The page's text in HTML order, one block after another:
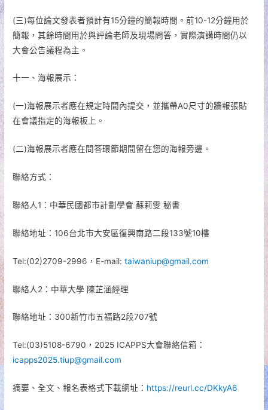
(三)每位論文發表者預計有15分鐘的簡報時間。前10-12分鐘用於
簡報，其餘時間用於與評論老師及現場問答，實際演講時間仍以
大會公告議程為主。
十一、海報展示：
(一)海報展示者應在規定時間內提交，並攜帶A0尺寸的牆報張貼
在會議指定的海報板上。
(二)海報展示者應在問答環節期間留在您的海報旁邊。
聯絡方式：
聯絡人1：中華民國都市計劃學會 蘇莉雯 秘書
聯絡地址：106台北市大安區復興南路二段133號10樓
Tel:(02)2709-2996，E-mail:taiwaniup@gmail.com
聯絡人2：中華大學 陳芷涵經理
聯絡地址：300新竹市五福路2段707號
Tel:(03)5108-6790，2025 ICAPPS大會聯絡信箱：
icapps2025.tiup@gmail.com
摘要、全文、報名表格式下載網址： https://reurl.cc/DKkyA6